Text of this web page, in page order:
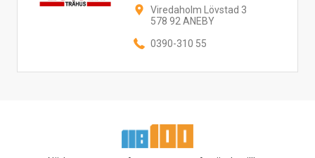
Viredaholm Lövstad 3
578 92 ANEBY
0390-310 55